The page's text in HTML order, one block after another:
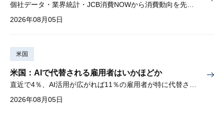
個社データ・業界統計・JCB消費NOWから消費動向を先取り
2026年08月05日
米国
米国：AIで代替される雇用者はいかほどか
2026年08月05日